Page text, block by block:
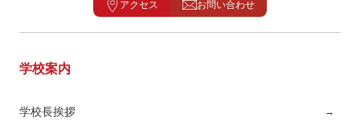
アクセス
お問い合わせ
学校案内
学校長挨拶 →